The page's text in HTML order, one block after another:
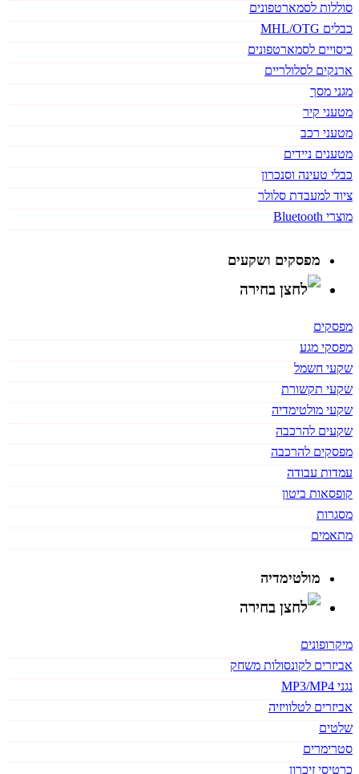
סוללות לסמארטפונים
כבלים MHL/OTG
כיסויים לסמארטפונים
ארנקים לסלולריים
מגני מסך
מטעני קיר
מטעני רכב
מטענים ניידים
כבלי טעינה וסנכרון
ציוד למעבדת סלולר
מוצרי Bluetooth
מפסקים ושקעים
מפסקים
מפסקי מגע
שקעי חשמל
שקעי תקשורת
שקעי מולטימדיה
שקעים להרכבה
מפסקים להרכבה
עמדות עבודה
קופסאות ביטון
מסגרות
מתאמים
מולטימדיה
מיקרופונים
אביזרים לקונסולות משחק
נגני MP3/MP4
אביזרים לטלוויזיה
שלטים
סטרימרים
כרטיסי זיכרון